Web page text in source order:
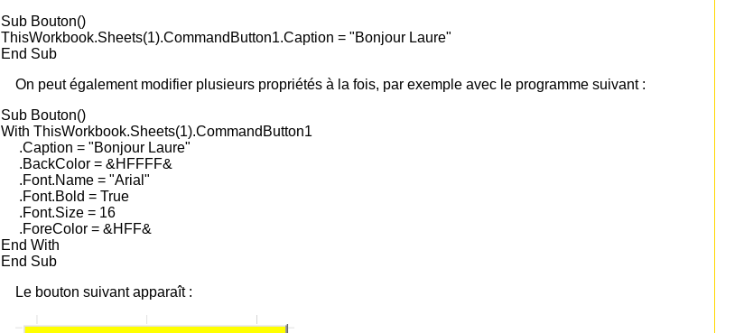
Sub Bouton()
ThisWorkbook.Sheets(1).CommandButton1.Caption = "Bonjour Laure"
End Sub
On peut également modifier plusieurs propriétés à la fois, par exemple avec le programme suivant :
Sub Bouton()
With ThisWorkbook.Sheets(1).CommandButton1
.Caption = "Bonjour Laure"
.BackColor = &HFFFF&
.Font.Name = "Arial"
.Font.Bold = True
.Font.Size = 16
.ForeColor = &HFF&
End With
End Sub
Le bouton suivant apparaît :